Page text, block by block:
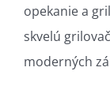
opekanie a
skvelú
moderných